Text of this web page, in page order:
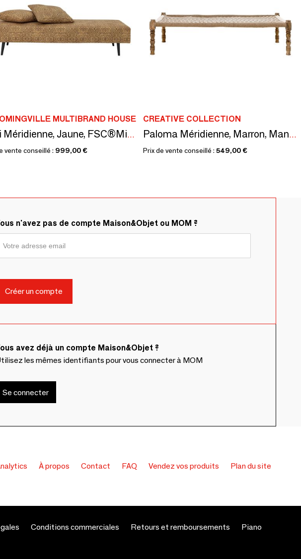
MULTIBRAND HOUSE
Gulli Méridienne, Jaune, FSC®Mix, Cotton
vente conseillé : 999,00 €
CREATIVE COLLECTION
Paloma Méridienne, Marron, Mango
Prix de vente conseillé : 549,00 €
n'avez pas de compte Maison&Objet ou MOM ?
avez déjà un compte Maison&Objet ?
les mêmes identifiants pour vous connecter à MOM
Se connecter
À propos Contact FAQ Vendez vos produits Plan du site
Conditions commerciales Retours et remboursements
Piano
conformité avec les réglementations. Personnalisez vos préférences pour